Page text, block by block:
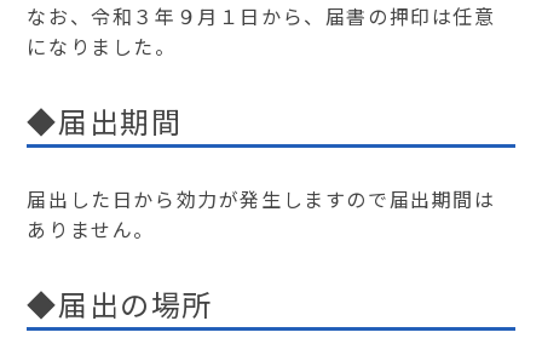
なお、令和３年９月１日から、届書の押印は任意
になりました。
◆届出期間
届出した日から効力が発生しますので届出期間は
ありません。
◆届出の場所